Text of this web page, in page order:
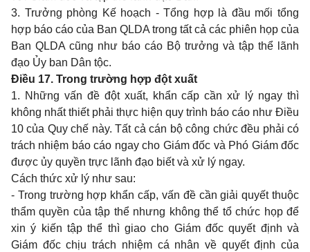
3. Trưởng phòng Kế hoạch - Tổng hợp là đầu mối tổng
hợp báo cáo của Ban QLDA trong tất cả các phiên họp của
Ban QLDA cũng như báo cáo Bộ trưởng và tập thể lãnh
đạo Ủy ban Dân tộc.
Điều 17. Trong trường hợp đột xuất
1. Những vấn đề đột xuất, khẩn cấp cầnxử lý ngay thì
không nhất thiết phải thực hiện quy trình báo cáo như Điều
10 của Quy chế này. Tất cả cán bộ công chức đều phải có
trách nhiệm báo cáo ngay cho Giám đốc và Phó Giám đốc
được ủy quyền trực lãnh đạo biết và xử lý ngay.
Cách thức xử lý như sau:
- Trong trường hợp khẩncấp, vấn đề cần giải quyết thuộc
thẩm quyền của tập thể nhưng không thể tổ chức họp để
xiný kiến tập thể thì giao cho Giám đốc quyết định và
Giám đốc chịu trách nhiệm cá nhân về quyết định của